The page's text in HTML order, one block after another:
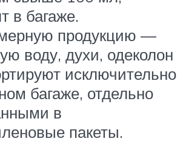
в багаже.
продукцию —
воду, духи, одеколон
исключительно
багаже, отдельно
в
пакеты.